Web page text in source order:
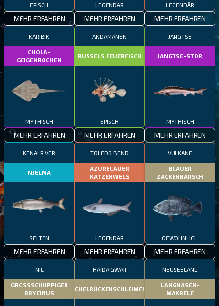
EPISCH
MEHR ERFAHREN
LEGENDÄR
MEHR ERFAHREN
LEGENDÄR
MEHR ERFAHREN
KARIBIK
CHOLA-
GEIGENROCHEN
MYTHISCH
MEHR ERFAHREN
ANDAMANEN
RUSSELS FEUERFISCH
EPISCH
MEHR ERFAHREN
JANGTSE
JANGTSE-STÖR
MYTHISCH
MEHR ERFAHREN
KENAI RIVER
NJELMA
SELTEN
MEHR ERFAHREN
TOLEDO BEND
AZURBLAUER
KATZENWELS
LEGENDÄR
MEHR ERFAHREN
VULKANE
BLAUER
ZACKENBARSCH
GEWÖHNLICH
MEHR ERFAHREN
NIL
GROSSSCHUPPIGER
BRYCINUS
HAIDA GWAII
STACHELRÜCKENSCHLEIMFISCH
NEUSEELAND
LANGNASEN-
MAKRELE